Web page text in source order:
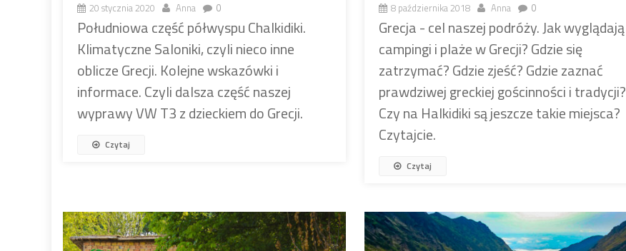
20 stycznia 2020 Anna 0
Południowa część półwyspu Chalkidiki.
Klimatyczne Saloniki, czyli nieco inne
oblicze Grecji. Kolejne wskazówki i
informace. Czyli dalsza część naszej
wyprawy VW T3 z dzieckiem do Grecji.
Czytaj
8 października 2018 Anna 0
Grecja - cel naszej podróży. Jak wyglądają
campingi i plaże w Grecji? Gdzie się
zatrzymać? Gdzie zjeść? Gdzie zaznać
prawdziwej greckiej gościnności i tradycji?
Czy na Halkidiki są jeszcze takie miejsca?
Czytajcie.
Czytaj